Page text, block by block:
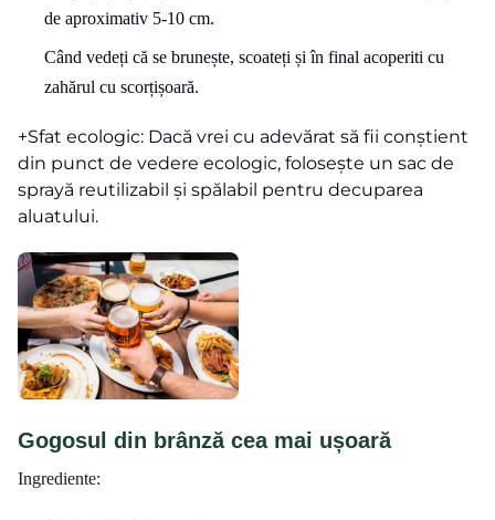
de aproximativ 5-10 cm.
Când vedeți că se brunește, scoateți și în final acoperiti cu
zahărul cu scorțișoară.
+Sfat ecologic: Dacă vrei cu adevărat să fii conștient
din punct de vedere ecologic, folosește un sac de
sprayă reutilizabil și spălabil pentru decuparea
aluatului.
Gogosul din brânză cea mai ușoară
Ingrediente: